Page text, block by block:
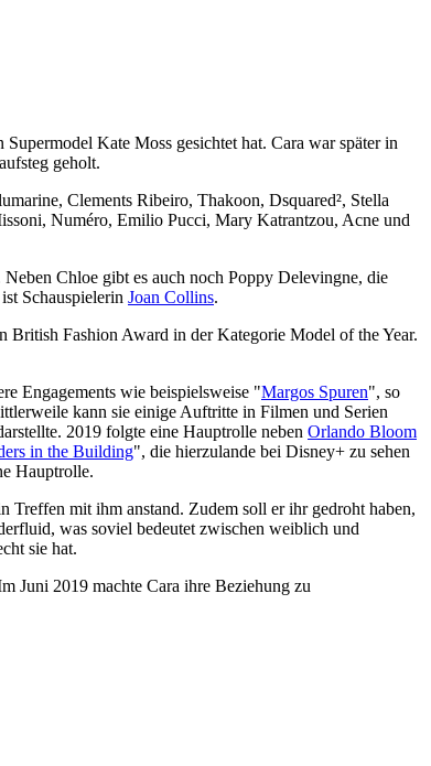
Kate Moss gesichtet hat. Cara war später in
geholt.
Clements Ribeiro, Thakoon, Dsquared², Stella
Numéro, Emilio Pucci, Mary Katrantzou, Acne und
Chloe gibt es auch noch Poppy Delevingne, die
Schauspielerin Joan Collins.
British Fashion Award in der Kategorie Model of the Year.
Engagements wie beispielsweise "Margos Spuren", so
kann sie einige Auftritte in Filmen und Serien
2019 folgte eine Hauptrolle neben Orlando Bloom
in the Building", die hierzulande bei Disney+ zu sehen
Hauptrolle.
mit ihm anstand. Zudem soll er ihr gedroht haben,
was soviel bedeutet zwischen weiblich und
sie hat.
Juni 2019 machte Cara ihre Beziehung zu